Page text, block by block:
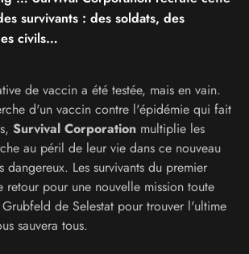
survivants : des soldats, des
civils…
de vaccin a été testée, mais en vain.
d'un vaccin contre l'épidémie qui fait
Survival Corporation multiplie les
au péril de leur vie dans ce nouveau
dangereux. Les survivants du premier
retour pour une nouvelle mission toute
de Selestat pour trouver l'ultime
sauvera tous.